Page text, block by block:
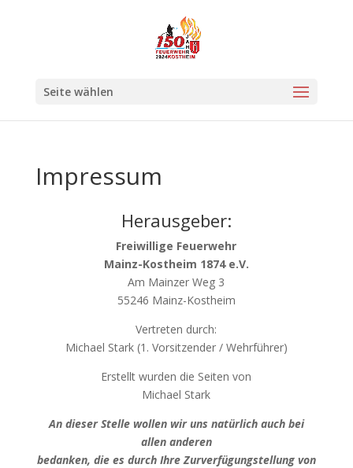
Seite wählen
Impressum
Herausgeber:
Freiwillige Feuerwehr
Mainz-Kostheim 1874 e.V.
Am Mainzer Weg 3
55246 Mainz-Kostheim
Vertreten durch:
Michael Stark (1. Vorsitzender / Wehrführer)
Erstellt wurden die Seiten von
Michael Stark
An dieser Stelle wollen wir uns natürlich auch bei
allen anderen
bedanken, die es durch Ihre Zurverfügungstellung von